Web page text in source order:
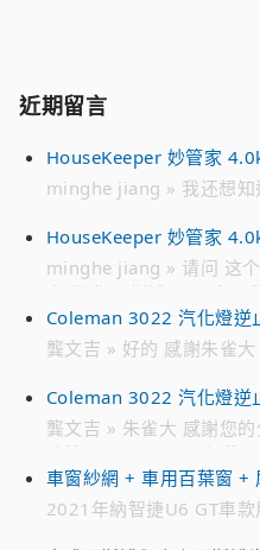
近期留言
HouseKeeper 妙管家
minghe jiang » 我还想知
HouseKeeper 妙管家
minghe jiang » 请问 这
家 批发 瓦斯罐公司 请加
ID : jmh****** 电话 ：
Coleman 3022 汽化燈逆
龔文吉 » 好的 感謝朱雀
時候 貴不少 感恩
Coleman 3022 汽化燈逆
龔文吉 » 朱雀大 感謝您
油管是222A-2991 想找
日亞 有看到226-2991編
車窗紗網 + 車用百葉窗 +
2021年納智捷U6 GT車